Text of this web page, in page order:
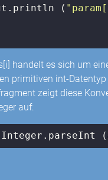
(
handelt es sich um
primitiven int-
zeigt diese
auf:
Integer.parseInt